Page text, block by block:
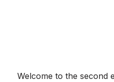
Welcome to the second